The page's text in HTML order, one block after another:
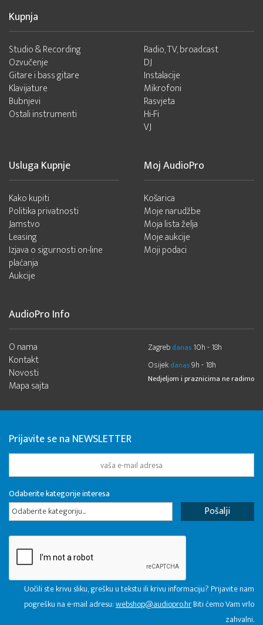
Kupnja
Studio & Recording
Ozvučenje
Gitare i bass gitare
Klavijature
Bubnjevi
Ostali instrumenti
Radio, TV, broadcast
DJ
Instalacije
Mikrofoni
Rasvjeta
Hi-Fi
VJ
Usluga Kupnje
Kako kupiti
Politika privatnosti
Jamstvo
Leasing
Izjava o sigurnosti on-line
plaćanja
Aukcije
Moj AudioPro
Košarica
Moje narudžbe
Moja lista želja
Moje aukcije
Moji podaci
AudioPro Info
O nama
Kontakt
Novosti
Mapa sajta
Zagreb danas 10h - 18h
Osijek danas9h - 18h
Nedjeljom i praznicima ne radimo
Prijavite se na NEWSLETTER
Odaberite kategorije interesa
Odaberite kategoriju...
Uočili ste krivu sliku, grešku u tekstu ili krivu informaciju? Prijavite nam
pogrešku na e-mail adresu:webshop@audiopro.hrBiti ćemo Vam vrlo
zahvalni.